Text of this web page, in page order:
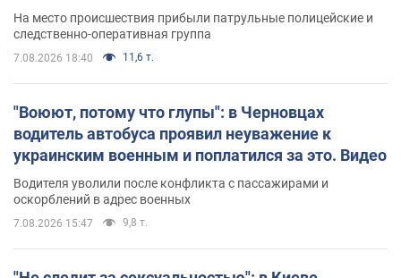
На место происшествия прибыли патрульные полицейские и
следственно-оперативная группа
7.08.2026 18:40 11,6 т.
"Воюют, потому что глупы": в Черновцах
водитель автобуса проявил неуважение к
украинским военным и поплатился за это. Видео
Водителя уволили после конфликта с пассажирами и
оскорблений в адрес военных
7.08.2026 15:47 9,8 т.